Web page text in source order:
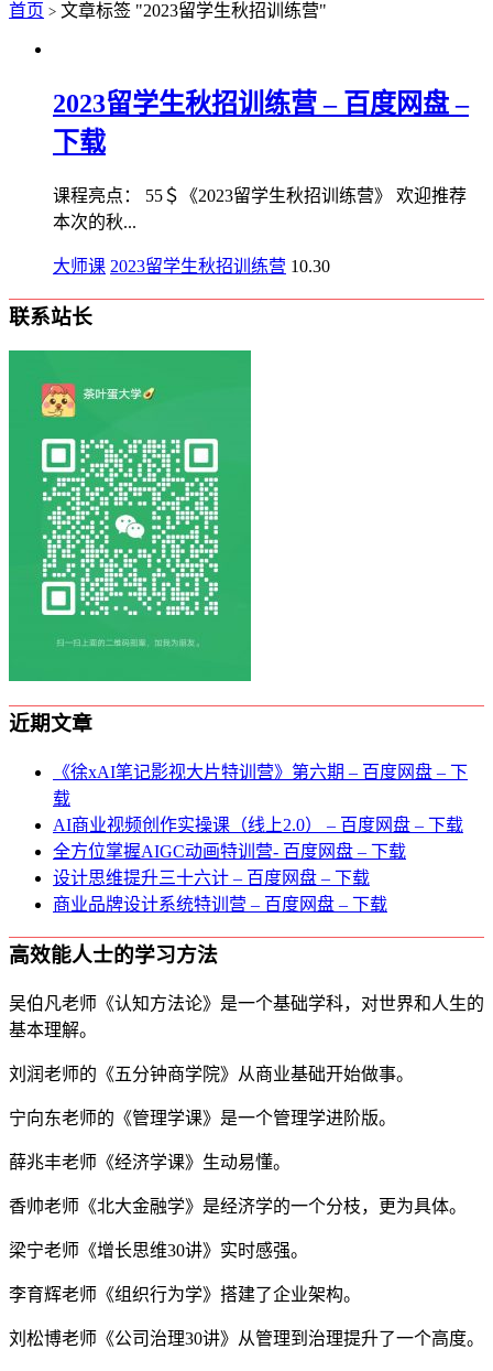
首页 > 文章标签 "2023留学生秋招训练营"
2023留学生秋招训练营 – 百度网盘 –
下载
课程亮点： 55＄《2023留学生秋招训练营》 欢迎推荐
本次的秋...
大师课 2023留学生秋招训练营 10.30
联系站长
近期文章
《徐xAI笔记影视大片特训营》第六期 – 百度网盘 – 下
载
AI商业视频创作实操课（线上2.0） – 百度网盘 – 下载
全方位掌握AIGC动画特训营- 百度网盘 – 下载
设计思维提升三十六计 – 百度网盘 – 下载
商业品牌设计系统特训营 – 百度网盘 – 下载
高效能人士的学习方法
吴伯凡老师《认知方法论》是一个基础学科，对世界和人生的
基本理解。
刘润老师的《五分钟商学院》从商业基础开始做事。
宁向东老师的《管理学课》是一个管理学进阶版。
薛兆丰老师《经济学课》生动易懂。
香帅老师《北大金融学》是经济学的一个分枝，更为具体。
梁宁老师《增长思维30讲》实时感强。
李育辉老师《组织行为学》搭建了企业架构。
刘松博老师《公司治理30讲》从管理到治理提升了一个高度。